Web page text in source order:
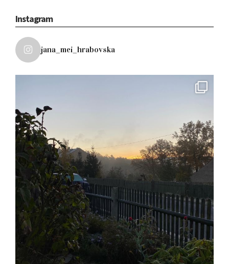
Instagram
jana_mei_hrabovska